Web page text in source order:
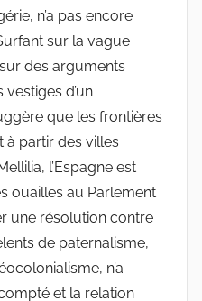
n’a pas encore
sur la vague
des arguments
d’un
que les frontières
à partir des villes
l’Espagne est
ouailles au Parlement
une résolution contre
de paternalisme,
n’a
et la relation